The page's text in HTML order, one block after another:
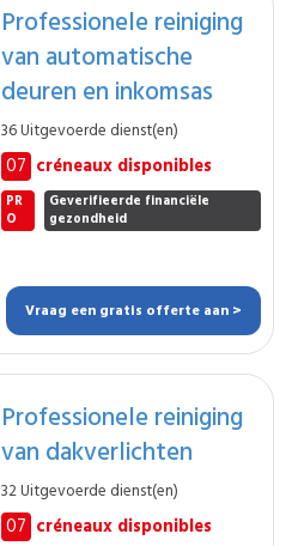
Professionele reiniging
van automatische
deuren en inkomsas
36 Uitgevoerde dienst(en)
07 créneaux disponibles
PR
O
Geverifieerde financiële
gezondheid
Vraag een gratis offerte aan >
Professionele reiniging
van dakverlichten
32 Uitgevoerde dienst(en)
07 créneaux disponibles